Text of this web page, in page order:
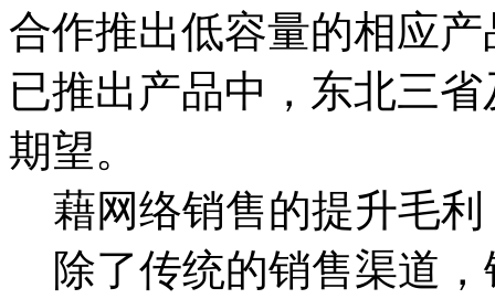
合作推出低容量的相应
已推出产品中，东北三
期望。
藉网络销售的提升毛利
除了传统的销售渠道，